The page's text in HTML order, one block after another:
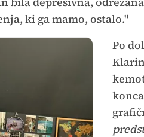
ki ga mamo, ostalo."
Po